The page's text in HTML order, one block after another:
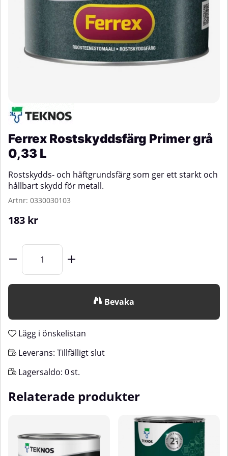
Ferrex Rostskyddsfärg Primer grå
0,33 L
Rostskydds- och häftgrundsfärg som ger ett starkt och
hållbart skydd för metall.
Artnr: 0330030103
183 kr
Bevaka
Lägg i önskelistan
Leverans: Tillfälligt slut
Lagersaldo: 0st.
Relaterade produkter